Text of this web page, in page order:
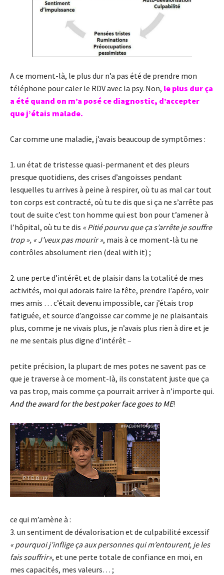
A ce moment-là, le plus dur n’a pas été de prendre mon
téléphone pour caler le RDV avec la psy. Non, le plus dur ça
a été quand on m’a posé ce diagnostic, d’accepter
que j’étais malade.
Car comme une maladie, j’avais beaucoup de symptômes :
1. un état de tristesse quasi-permanent et des pleurs
presque quotidiens, des crises d’angoisses pendant
lesquelles tu arrives à peine à respirer, où tu as mal car tout
ton corps est contracté, où tu te dis que si ça ne s’arrête pas
tout de suite c’est ton homme qui est bon pour t’amener à
l’hôpital, où tu te dis « Pitié pourvu que ça s’arrête je souffre
trop », « J’veux pas mourir », mais à ce moment-là tu ne
contrôles absolument rien (deal with it) ;
2. une perte d’intérêt et de plaisir dans la totalité de mes
activités, moi qui adorais faire la fête, prendre l’apéro, voir
mes amis … c’était devenu impossible, car j’étais trop
fatiguée, et source d’angoisse car comme je ne plaisantais
plus, comme je ne vivais plus, je n’avais plus rien à dire et je
ne me sentais plus digne d’intérêt –
petite précision, la plupart de mes potes ne savent pas ce
que je traverse à ce moment-là, ils constatent juste que ça
va pas trop, mais comme ça pourrait arriver à n’importe qui.
And the award for the best poker face goes to ME!
ce qui m’amène à :
3. un sentiment de dévalorisation et de culpabilité excessif
« pourquoi j’inflige ça aux personnes qui m’entourent, je les
fais souffrir», et une perte totale de confiance en moi, en
mes capacités, mes valeurs… ;